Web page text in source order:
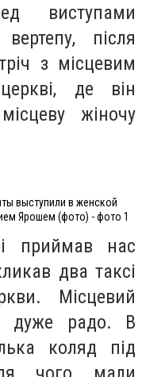
виступами
після
з місцевим
де він
жіночу
выступили в женской
Ярошем (фото) - фото 1
приймав нас
два таксі
Місцевий
дуже радо. В
коляд під